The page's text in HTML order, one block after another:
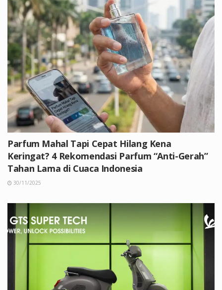
Parfum Mahal Tapi Cepat Hilang Kena
Keringat? 4 Rekomendasi Parfum “Anti-Gerah”
Tahan Lama di Cuaca Indonesia
30/11/2025